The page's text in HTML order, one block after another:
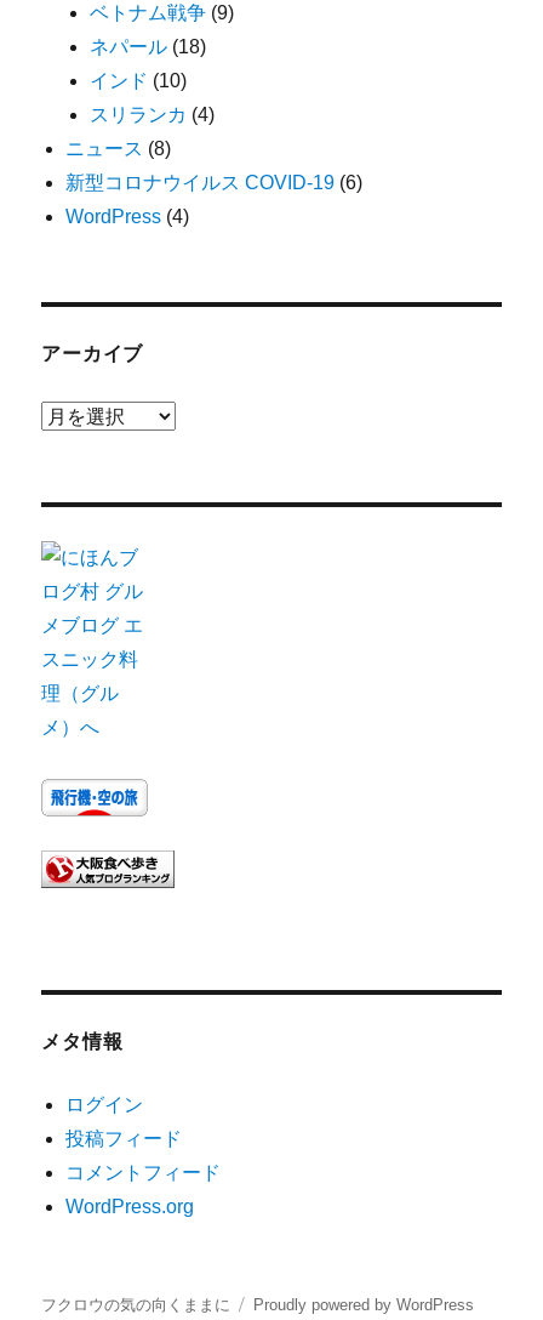
ベトナム戦争 (9)
ネパール (18)
インド (10)
スリランカ (4)
ニュース (8)
新型コロナウイルス COVID-19 (6)
WordPress (4)
アーカイブ
ア
ブ
メタ情報
ログイン
投稿フィード
コメントフィード
WordPress.org
フクロウの気の向くままに Proudly powered by WordPress